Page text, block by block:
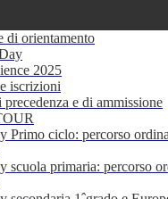
di orientamento
2025
iscrizioni
e di ammissione
Primo ciclo: percorso
scuola primaria: percorso